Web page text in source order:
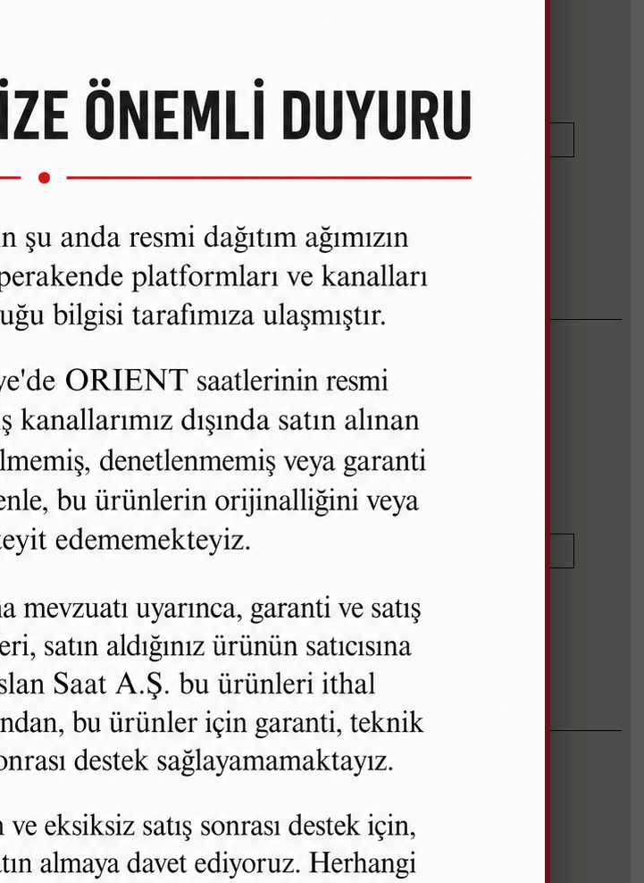
ÜRÜNÜ İNCELE
ORIENT STAR
Hassas Mekanizma
KOLEKSİYONU
İskandinav Tasarım
İnce ve Zarif Yapı
Minimalist Görünüm